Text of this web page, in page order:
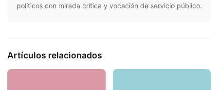
políticos con mirada crítica y vocación de servicio público.
Artículos relacionados